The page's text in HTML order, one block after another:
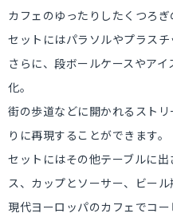
カフェのゆったりしたくつろぎ
セットにはパラソルやプラスチ
さらに、段ボールケースやア
化。
街の歩道などに開かれるスト
りに再現することができます。
セットにはその他テーブルに
ス、カップとソーサー、ビール
現代ヨーロッパのカフェでコ